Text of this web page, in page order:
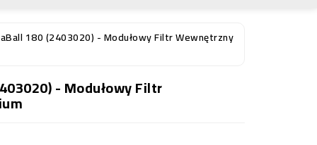
180 (2403020) - Modułowy Filtr Wewnętrzny
- Modułowy Filtr